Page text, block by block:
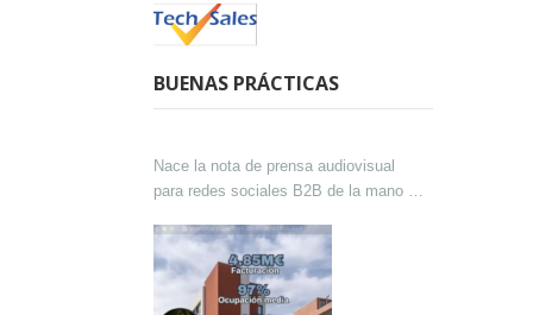
BUENAS PRÁCTICAS
Nace la nota de prensa audiovisual
para redes sociales B2B de la mano de